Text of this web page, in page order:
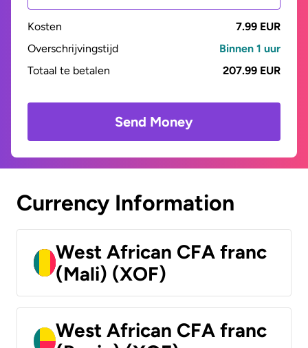
Kosten
7.99 EUR
Overschrijvingstijd
Binnen 1 uur
Totaal te betalen
207.99 EUR
Send Money
Currency Information
West African CFA franc
(Mali) (XOF)
West African CFA franc